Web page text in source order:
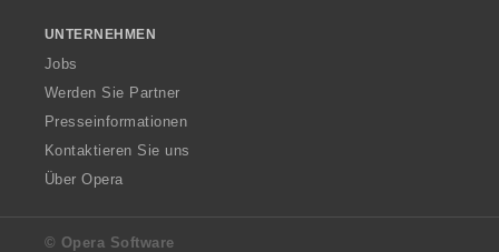
UNTERNEHMEN
Jobs
Werden Sie Partner
Presseinformationen
Kontaktieren Sie uns
Über Opera
© Opera Software